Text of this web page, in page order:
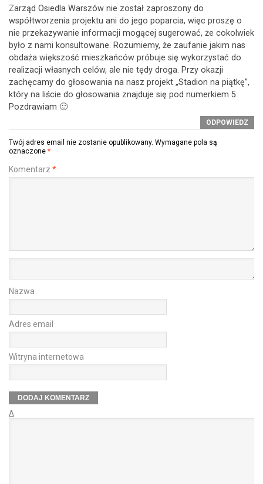
Zarząd Osiedla Warszów nie został zaproszony do
współtworzenia projektu ani do jego poparcia, więc proszę o
nie przekazywanie informacji mogącej sugerować, że cokolwiek
było z nami konsultowane. Rozumiemy, że zaufanie jakim nas
obdaża większość mieszkańców próbuje się wykorzystać do
realizacji własnych celów, ale nie tędy droga. Przy okazji
zachęcamy do głosowania na nasz projekt „Stadion na piątkę”,
który na liście do głosowania znajduje się pod numerkiem 5.
Pozdrawiam 🙂
ODPOWIEDZ
Twój adres email nie zostanie opublikowany. Wymagane pola są
oznaczone *
Komentarz *
Nazwa
Adres email
Witryna internetowa
Δ